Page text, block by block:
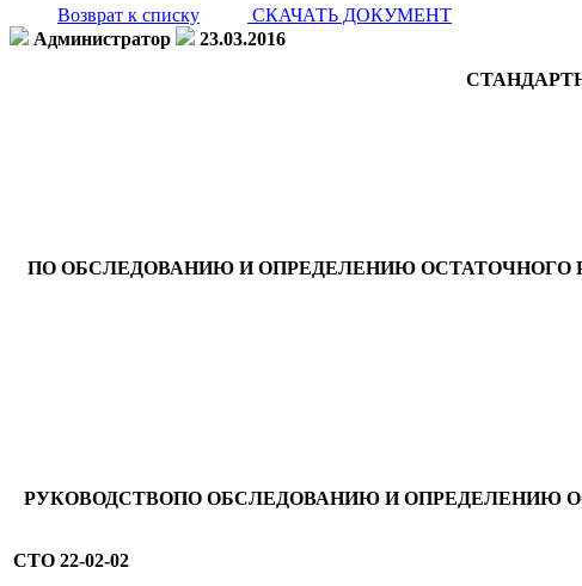
Возврат к списку
СКАЧАТЬ ДОКУМЕНТ
Администратор
23.03.2016
ПО ОБСЛЕДОВАНИЮ И ОПРЕДЕЛЕНИЮ
РУКОВОДСТВОПО ОБСЛЕДОВАНИЮ И ОПРЕДЕЛЕНИЮ
СТО 22-02-02